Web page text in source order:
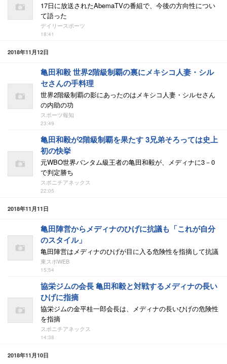
17日に放送されたAbemaTVの番組で、今後の方向性につい
て語った
デイリースポーツ
18:41
2018年11月12日
亀田和毅 世界2階級制覇の裏にメキシコ人妻・シル
セさんの手料理
世界2階級制覇の影にあったのはメキシコ人妻・シルセさん
の内助の功
スポーツ報知
23:49
亀田和毅が2階級制覇を果たす 3兄弟そろっては史上
初の快挙
元WBO世界バンタム級王者の亀田和毅が、メディナに3－0
で判定勝ち
スポニチアネックス
22:05
2018年11月11日
亀田陣営からメディナのひげに抗議も「これが自分
のスタイル」
亀田陣営はメディナのひげが目に入る危険性を指摘して抗議
東スポWEB
15:54
協栄ジムの会長 亀田和毅と対戦するメディナの長い
ひげに指摘
協栄ジムの金平桂一郎会長は、メディナの長いひげの危険性
を指摘
スポニチアネックス
14:38
2018年11月10日